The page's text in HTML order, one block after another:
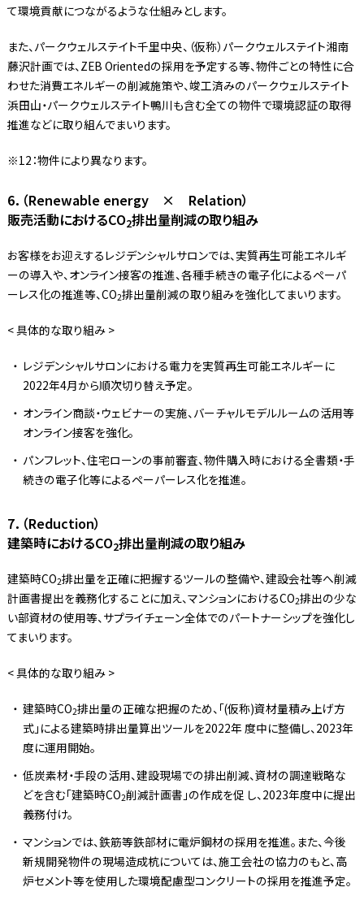
て環境貢献につながるような仕組みとします。
また、パークウェルステイト千里中央、（仮称）パークウェルステイト湘南
藤沢計画では、ZEB Orientedの採用を予定する等、物件ごとの特性に合
わせた消費エネルギーの削減施策や、竣工済みのパークウェルステイト
浜田山・パークウェルステイト鴨川も含む全ての物件で環境認証の取得
推進などに取り組んでまいります。
※12：物件により異なります。
6．（Renewable energy × Relation）
販売活動におけるCO2排出量削減の取り組み
お客様をお迎えするレジデンシャルサロンでは、実質再生可能エネルギ
ーの導入や、オンライン接客の推進、各種手続きの電子化によるペーパ
ーレス化の推進等、CO2排出量削減の取り組みを強化してまいります。
< 具体的な取り組み >
レジデンシャルサロンにおける電力を実質再生可能エネルギーに
2022年4月から順次切り替え予定。
オンライン商談・ウェビナーの実施、バーチャルモデルルームの活用等
オンライン接客を強化。
パンフレット、住宅ローンの事前審査、物件購入時における全書類・手
続きの電子化等によるペーパーレス化を推進。
7．（Reduction）
建築時におけるCO2排出量削減の取り組み
建築時CO2排出量を正確に把握するツールの整備や、建設会社等へ削減
計画書提出を義務化することに加え、マンションにおけるCO2排出の少な
い部資材の使用等、サプライチェーン全体でのパートナーシップを強化し
てまいります。
< 具体的な取り組み >
建築時CO2排出量の正確な把握のため、「(仮称)資材量積み上げ方
式」による建築時排出量算出ツールを2022年 度中に整備し、2023年
度に運用開始。
低炭素材・手段の活用、建設現場での排出削減、資材の調達戦略な
どを含む「建築時CO2削減計画書」の作成を促 し、2023年度中に提出
義務付け。
マンションでは、鉄筋等鉄部材に電炉鋼材の採用を推進。また、今後
新規開発物件の現場造成杭については、施工会社の協力のもと、高
炉セメント等を使用した環境配慮型コンクリートの採用を推進予定。